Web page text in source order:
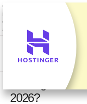
Classificamos os
mas também levamos em
comerciais com
afiliados.Divulgação de
Hostinger vs
2026?